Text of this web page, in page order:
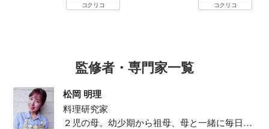
コクリコ コクリコ
監修者・専門家一覧
松岡 明理
料理研究家
２児の母。幼少期から祖母、母と一緒に毎日の